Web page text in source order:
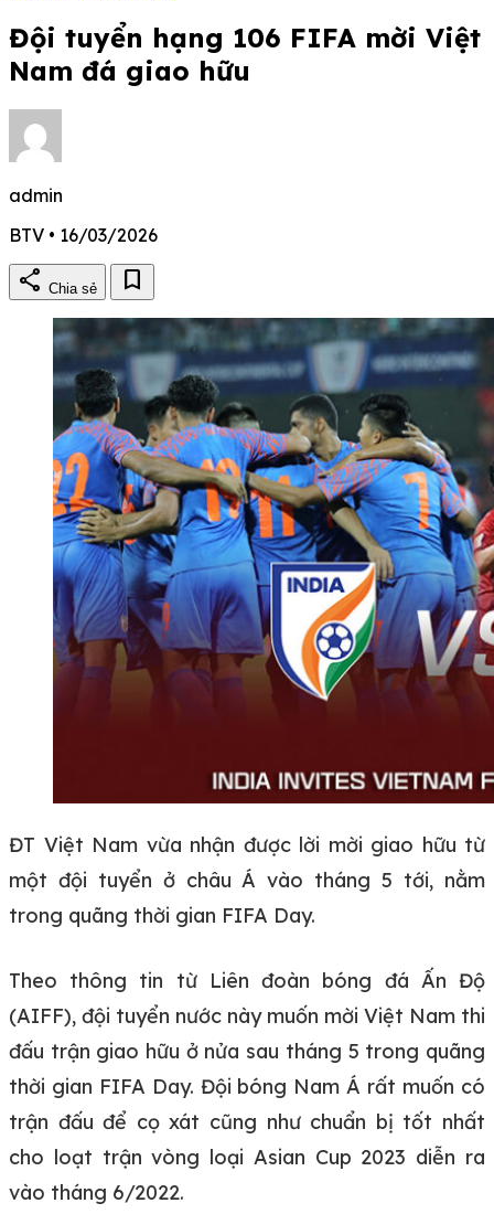
Đội tuyển hạng 106 FIFA mời Việt
Nam đá giao hữu
admin
BTV • 16/03/2026
share Chia sẻ bookmark
ĐT Việt Nam vừa nhận được lời mời giao hữu từ
một đội tuyển ở châu Á vào tháng 5 tới, nằm
trong quãng thời gian FIFA Day.
Theo thông tin từ Liên đoàn bóng đá Ấn Độ
(AIFF), đội tuyển nước này muốn mời Việt Nam thi
đấu trận giao hữu ở nửa sau tháng 5 trong quãng
thời gian FIFA Day. Đội bóng Nam Á rất muốn có
trận đấu để cọ xát cũng như chuẩn bị tốt nhất
cho loạt trận vòng loại Asian Cup 2023 diễn ra
vào tháng 6/2022.